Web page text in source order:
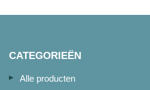
CATEGORIEËN
Alle producten